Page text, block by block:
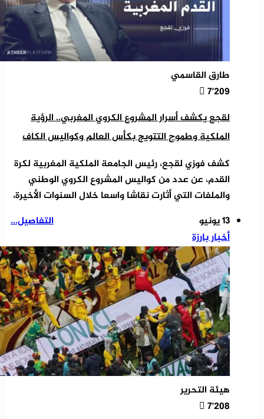
طارق القاسمي
7٬209
لقجع يكشف أسرار المشروع الكروي المغربي.. الرؤية
الملكية وطموح التتويج بكأس العالم وكواليس الكاف
كشف فوزي لقجع، رئيس الجامعة الملكية المغربية لكرة
القدم، عن عدد من كواليس المشروع الكروي الوطني
والملفات التي أثارت نقاشا واسعا خلال السنوات الأخيرة،
التفاصيل...
13 يونيو
أخبار بارزة
هيئة التحرير
7٬208